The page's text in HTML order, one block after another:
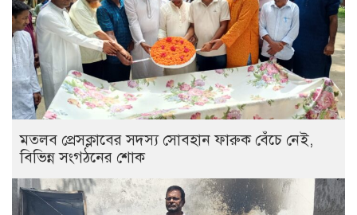
মতলব প্রেসক্লাবের সদস্য সোবহান ফারুক বেঁচে নেই,
বিভিন্ন সংগঠনের শোক